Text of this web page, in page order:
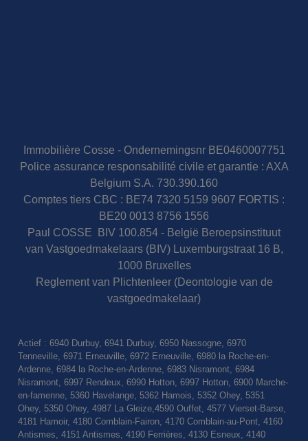
Immobilière Cosse - Ondernemingsnr BE0460007751
Police assurance responsabilité civile et garantie : AXA
Belgium S.A. 730.390.160
Comptes tiers CBC : BE74 7320 5159 9607 FORTIS :
BE20 0013 8756 1556
Paul COSSE BIV 100.854 - België Beroepsinstituut
van Vastgoedmakelaars (BIV) Luxemburgstraat 16 B,
1000 Bruxelles
Reglement van Plichtenleer (Deontologie van de
vastgoedmakelaar)
Actief : 6940 Durbuy, 6941 Durbuy, 6950 Nassogne, 6970
Tenneville, 6971 Erneuville, 6972 Erneuville, 6980 la Roche-en-
Ardenne, 6984 la Roche-en-Ardenne, 6983 Nisramont, 6984
Nisramont, 6997 Rendeux, 6990 Hotton, 6997 Hotton, 6900 Marche-
en-famenne, 5360 Havelange, 5362 Hamois, 5352 Ohey, 5351
Ohey, 5350 Ohey, 4987 La Gleize,4590 Ouffet, 4577 Vierset-Barse,
4181 Hamoir, 4180 Comblain-Fairon, 4170 Comblain-au-Pont, 4160
Antismes, 4151 Antismes, 4190 Ferrières, 4130 Esneux, 4140